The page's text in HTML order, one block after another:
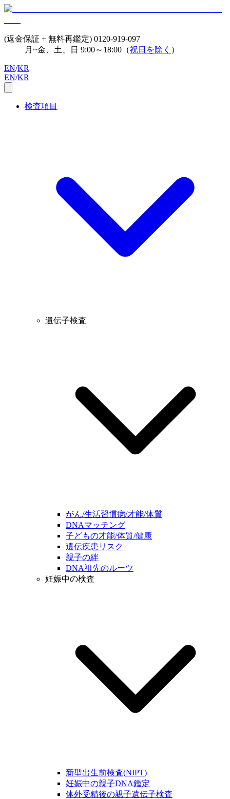
(返金保証 + 無料再鑑定) 0120-919-097
月~金、土、日 9:00～18:00（祝日を除く ）
EN/KR
EN/KR
検査項目
遺伝子検査
がん/生活習慣病/才能/体質
DNAマッチング
子どもの才能/体質/健康
遺伝疾患リスク
親子の絆
DNA祖先のルーツ
妊娠中の検査
新型出生前検査(NIPT)
妊娠中の親子DNA鑑定
体外受精後の親子遺伝子検査